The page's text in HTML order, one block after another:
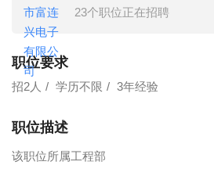
23个职位正在招聘
职位要求
招2人 学历不限 3年经验
职位描述
该职位所属工程部